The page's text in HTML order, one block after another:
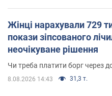
Жінці нарахували 729
покази зіпсованого
неочікуване рішення
Чи треба платити борг через
8.08.2026 14:43 31,3 т.